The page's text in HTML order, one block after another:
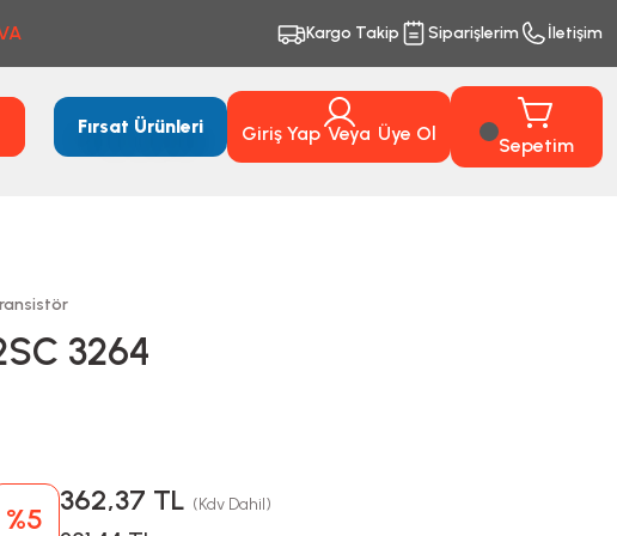
Kargo Takip Siparişlerim İletişim
Fırsat Ürünleri Giriş Yap Veya Üye Ol
Sepetim
3264
%5
362,37 TL (Kdv Dahil)